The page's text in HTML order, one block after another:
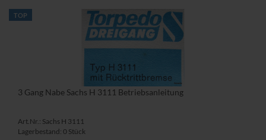
TOP
3 Gang Nabe Sachs H 3111 Betriebsanleitung
Art.Nr.: Sachs H 3111
Lagerbestand: 0 Stück